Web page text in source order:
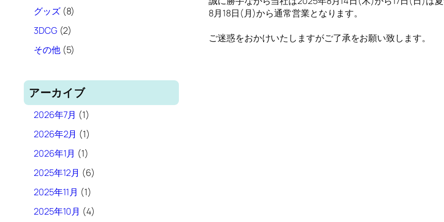
8グッズ(8)
93DCG (2)
Zその他(5)
アーカイブ
2026年7月 (1)
2026年2月 (1)
2026年1月 (1)
2025年12月 (6)
2025年11月 (1)
2025年10月 (4)
8月18日(月)から通常営業となります。
ご迷惑をおかけいたしますがご了承をお願い致します。